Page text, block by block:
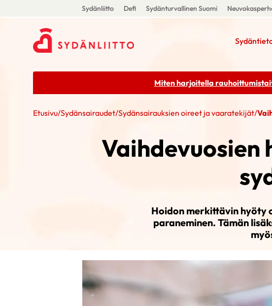
Sydänliitto Defi Sydänturvallinen Suomi
Miten harjoitella
Etusivu/Sydänsairaudet/Sydänsairauksien oireet ja vaaratekijät/
Hoidon merkittävin hyöty
paraneminen. Tämän